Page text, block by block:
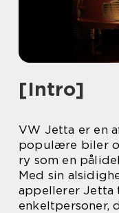
[Intro]
VW Jetta er en
populære biler
ry som en
Med sin
appellerer Jetta
enkeltpersoner,